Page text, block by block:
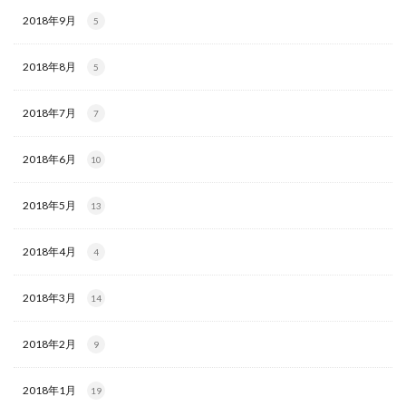
2018年9月 5
2018年8月 5
2018年7月 7
2018年6月 10
2018年5月 13
2018年4月 4
2018年3月 14
2018年2月 9
2018年1月 19